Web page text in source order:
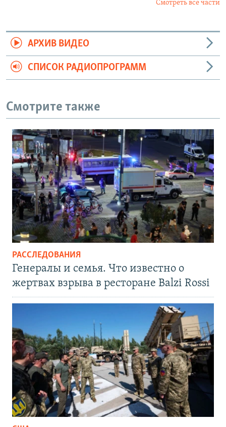
Смотреть все части
АРХИВ ВИДЕО
СПИСОК РАДИОПРОГРАММ
Смотрите также
РАССЛЕДОВАНИЯ
Генералы и семья. Что известно о
жертвах взрыва в ресторане Balzi Rossi